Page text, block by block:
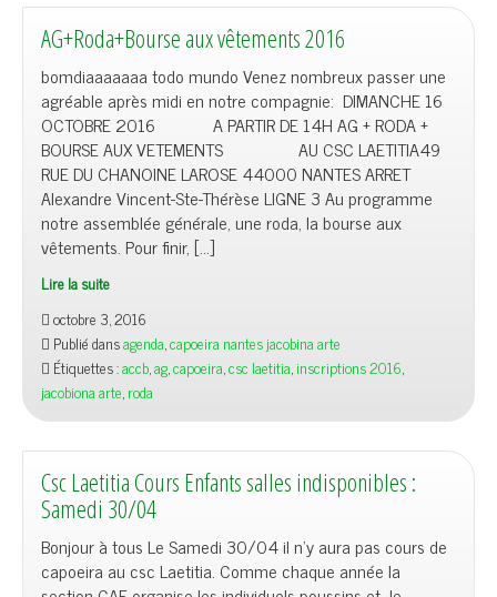
AG+Roda+Bourse aux vêtements 2016
bomdiaaaaaaa todo mundo Venez nombreux passer une
agréable après midi en notre compagnie: DIMANCHE 16
OCTOBRE 2016 A PARTIR DE 14H AG + RODA +
BOURSE AUX VETEMENTS AU CSC LAETITIA49
RUE DU CHANOINE LAROSE 44000 NANTES ARRET
Alexandre Vincent-Ste-Thérèse LIGNE 3 Au programme
notre assemblée générale, une roda, la bourse aux
vêtements. Pour finir, […]
Lire la suite
octobre 3, 2016
Publié dansagenda,capoeira nantes jacobina arte
Étiquettes :accb,ag,capoeira,csc laetitia,inscriptions 2016,
jacobiona arte,roda
Csc Laetitia Cours Enfants salles indisponibles :
Samedi 30/04
Bonjour à tous Le Samedi 30/04 il n’y aura pas cours de
capoeira au csc Laetitia. Comme chaque année la